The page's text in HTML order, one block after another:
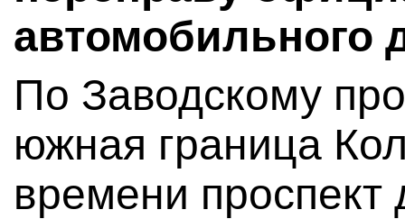
автомобильного
По Заводскому
южная граница
времени проспект